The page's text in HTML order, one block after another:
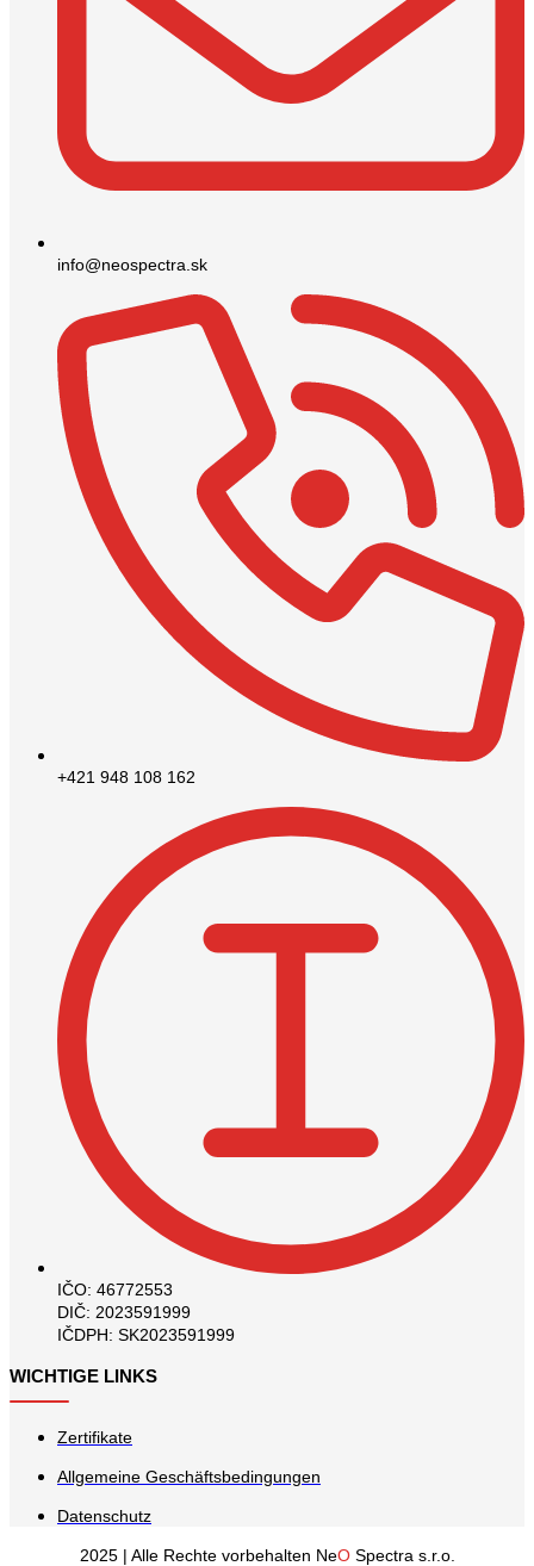
info@neospectra.sk
+421 948 108 162
IČO: 46772553
DIČ: 2023591999
IČDPH: SK2023591999
WICHTIGE LINKS
Zertifikate
Allgemeine Geschäftsbedingungen
Datenschutz
2025 | Alle Rechte vorbehalten NeOSpectra s.r.o.